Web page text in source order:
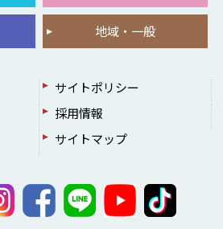
地域・一般
サイトポリシー
採用情報
サイトマップ